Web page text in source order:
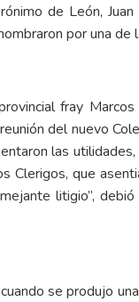
de León,
por una
fray
del nuevo
las
Clerigos, que
litigio”,
se produjo